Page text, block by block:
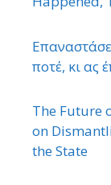
ποτέ, κι ας
The Future
on
the State